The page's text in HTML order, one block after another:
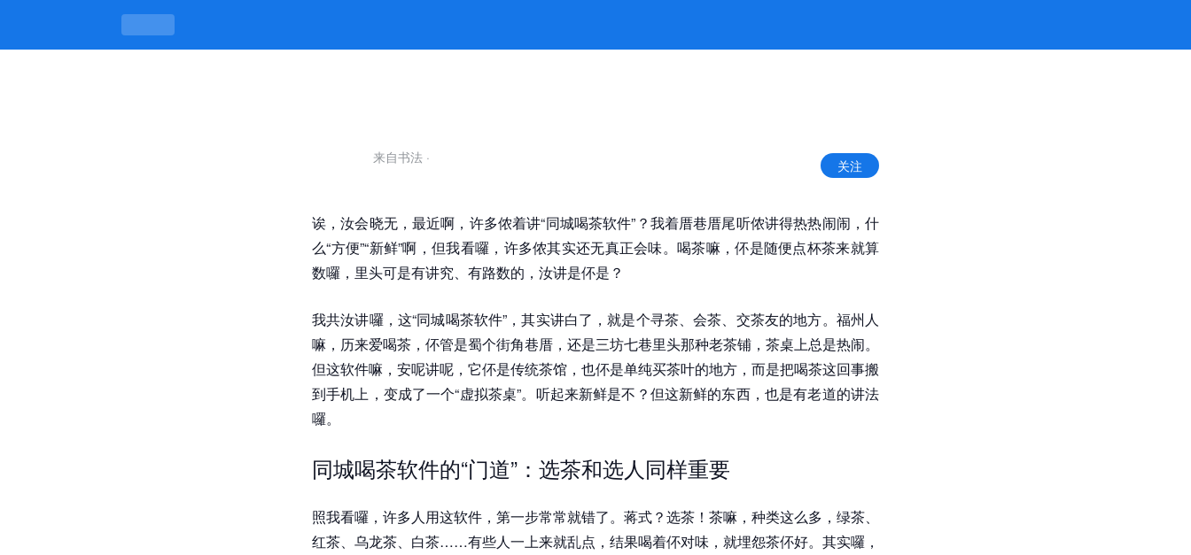
同城喝茶软件，喝茶是门学问，得慢慢会味 -k8凯发官网
来自书法 · 关注
诶，汝会晓无，最近啊，许多侬着讲“同城喝茶软件”？我着厝巷厝尾听侬讲得热热闹闹，什
么“方便”“新鲜”啊，但我看囉，许多侬其实还无真正会味。喝茶嘛，伓是随便点杯茶来就算
数囉，里头可是有讲究、有路数的，汝讲是伓是？
我共汝讲囉，这“同城喝茶软件”，其实讲白了，就是个寻茶、会茶、交茶友的地方。福州人
嘛，历来爱喝茶，伓管是蜀个街角巷厝，还是三坊七巷里头那种老茶铺，茶桌上总是热闹。
但这软件嘛，安呢讲呢，它伓是传统茶馆，也伓是单纯买茶叶的地方，而是把喝茶这回事搬
到手机上，变成了一个“虚拟茶桌”。听起来新鲜是不？但这新鲜的东西，也是有老道的讲法
囉。
同城喝茶软件的“门道”：选茶和选人同样重要
照我看囉，许多人用这软件，第一步常常就错了。蒋式？选茶！茶嘛，种类这么多，绿茶、
红茶、乌龙茶、白茶……有些人一上来就乱点，结果喝着伓对味，就埋怨茶伓好。其实囉，